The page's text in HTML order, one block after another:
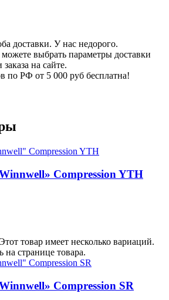
доставки. У нас недорого.
выбрать параметры доставки
на сайте.
по РФ от 5 000 руб бесплатна!
Compression YTH
товар имеет несколько вариаций.
странице товара.
Compression SR